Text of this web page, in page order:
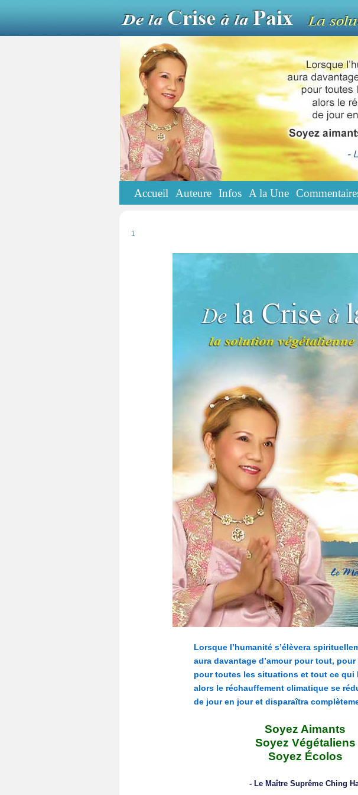
Accueil Auteure Infos A la Une
1
Lorsque l’humanité s’élèvera
aura davantage d’amour pour tout,
pour toutes les situations et tout ce qui
alors le réchauffement climatique se
de jour en jour et disparaîtra
Soyez Aimants
Soyez Végétaliens
Soyez Écolos
- Le Maître Suprême Ching